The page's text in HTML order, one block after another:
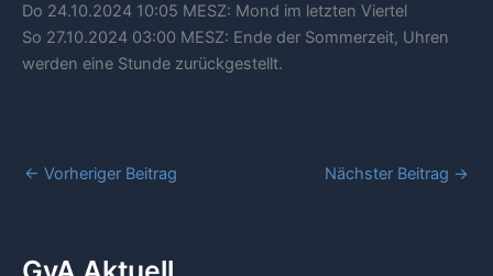
Do 24.10.2024 10:05 MESZ: Mond im letzten Viertel
So 27.10.2024 03:00 MESZ: Ende der Sommerzeit, Uhren
werden eine Stunde zurückgestellt.
← Vorheriger Beitrag Nächster Beitrag →